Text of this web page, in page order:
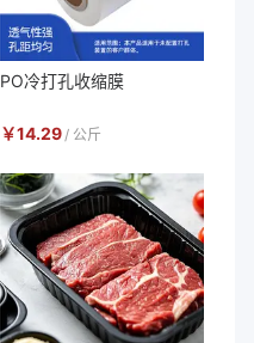
PO冷打孔收缩膜
￥14.29 / 公斤